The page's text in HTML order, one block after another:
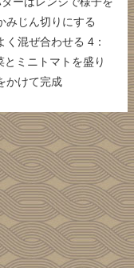
みじん切りにする
く混ぜ合わせる 4：
ミニトマトを盛り
かけて完成